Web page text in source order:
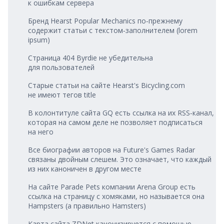
к ошибкам сервера
Бренд Hearst Popular Mechanics по‑прежнему
содержит статьи с текстом‑заполнителем (lorem
ipsum)
Страница 404 Byrdie не убедительна
для пользователей
Старые статьи на сайте Hearst's Bicycling.com
не имеют тегов title
В колонтитуле сайта GQ есть ссылка на их RSS‑канал,
которая на самом деле не позволяет подписаться
на него
Все биографии авторов на Future's Games Radar
связаны двойным слешем. Это означает, что каждый
из них каноничен в другом месте
На сайте Parade Pets компании Arena Group есть
ссылка на страницу с хомяками, но называется она
Hampsters (а правильно Hamsters)